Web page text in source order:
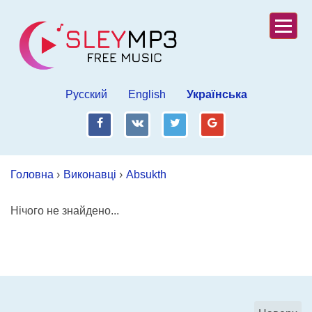
Русский English Українська
fb vk tw gp
Головна › Виконавці › Absukth
Нічого не знайдено...